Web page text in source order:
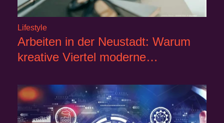
Lifestyle
Arbeiten in der Neustadt: Warum
kreative Viertel moderne…